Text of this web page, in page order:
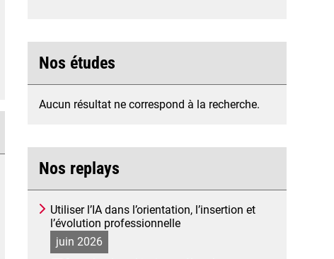
Nos études
Aucun résultat ne correspond à la recherche.
Nos replays
Utiliser l’IA dans l’orientation, l’insertion et
l’évolution professionnelle
juin 2026